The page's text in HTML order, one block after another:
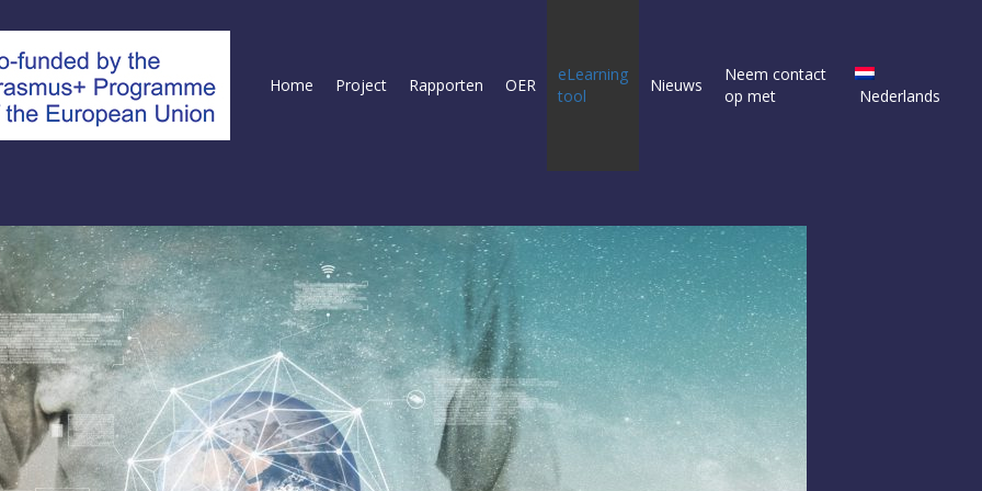
Home Project Rapporten OER
eLearning
tool
Nieuws
Neem contact
op met
Nederlands